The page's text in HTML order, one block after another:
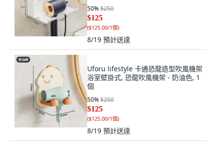
50%$250
$125
($125.00/1個)
8/19 預計送達
Uforu lifestyle 卡通恐龍造型吹風機架
浴室壁掛式, 恐龍吹風機架 - 奶油色, 1
個
50%$250
$125
($125.00/1個)
8/19 預計送達